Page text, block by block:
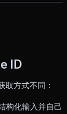
ID
取方式不同：
构化输入并自己